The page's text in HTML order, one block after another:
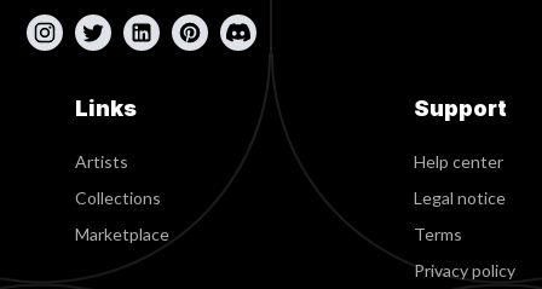
Links
Artists
Collections
Marketplace
Support
Help center
Legal notice
Terms
Privacy policy